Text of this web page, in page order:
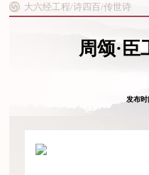
大六经工程/诗四百/传世诗
周颂·臣
发布